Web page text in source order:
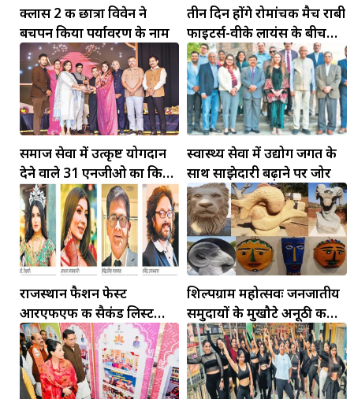
क्लास 2 की छात्रा विवेन ने
बचपन किया पर्यावरण के नाम
तीन दिन होंगे रोमांचक मैच राबी
फाइटर्स-वीके लायंस के बीच
मुकाबला स्ट्रीट क्रिकेट नियमों ने
बढ़ाया मैच का रोमांच
समाज सेवा में उत्कृष्ट योगदान
देने वाले 31 एनजीओ का किया
सम्मान
स्वास्थ्य सेवा में उद्योग जगत के
साथ साझेदारी बढ़ाने पर जोर
राजस्थान फैशन फेस्ट
आरएफएफ की सैकंड लिस्ट
जारी...प्लेबैक सिंगर व डांस
टीचर युवाओं के साथ जर्नी करेंगे
शेयर
शिल्पग्राम महोत्सवः जनजातीय
समुदायों के मुखौटे अनूठी कला
के उदाहरण, स्टोन के बड़े एस्ट्रो
साइन और मुखौटे होंगे आकर्षण
के...